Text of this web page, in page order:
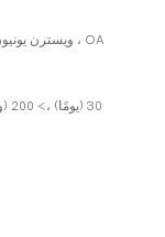
L/C ، D/A ، D/P ، T/T ، ويسترن يونيون ، مونيغرام ، OA
1-200 (وحدة): 30 (يومًا) ،> 200 (وحدة): للتفاوض (أيام)